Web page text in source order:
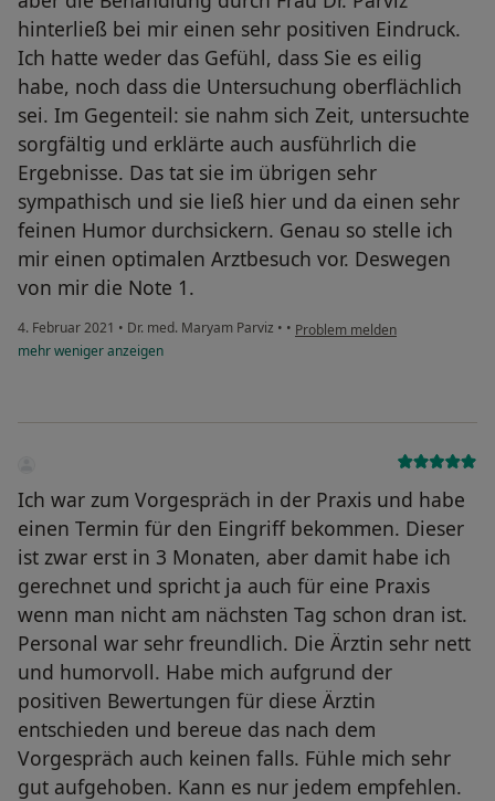
hinterließ bei mir einen sehr positiven Eindruck.
Ich hatte weder das Gefühl, dass Sie es eilig
habe, noch dass die Untersuchung oberflächlich
sei. Im Gegenteil: sie nahm sich Zeit, untersuchte
sorgfältig und erklärte auch ausführlich die
Ergebnisse. Das tat sie im übrigen sehr
sympathisch und sie ließ hier und da einen sehr
feinen Humor durchsickern. Genau so stelle ich
mir einen optimalen Arztbesuch vor. Deswegen
von mir die Note 1.
4. Februar 2021 • Dr. med. Maryam Parviz • • Problem melden
mehrwenigeranzeigen
Ich war zum Vorgespräch in der Praxis und habe
einen Termin für den Eingriff bekommen. Dieser
ist zwar erst in 3 Monaten, aber damit habe ich
gerechnet und spricht ja auch für eine Praxis
wenn man nicht am nächsten Tag schon dran ist.
Personal war sehr freundlich. Die Ärztin sehr nett
und humorvoll. Habe mich aufgrund der
positiven Bewertungen für diese Ärztin
entschieden und bereue das nach dem
Vorgespräch auch keinen falls. Fühle mich sehr
gut aufgehoben. Kann es nur jedem empfehlen.